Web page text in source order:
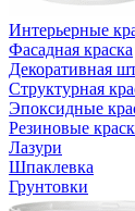
Интерьерные
Фасадная краска
Декоративная
Структурная
Эпоксидные
Резиновые
Лазури
Шпаклевка
Грунтовки